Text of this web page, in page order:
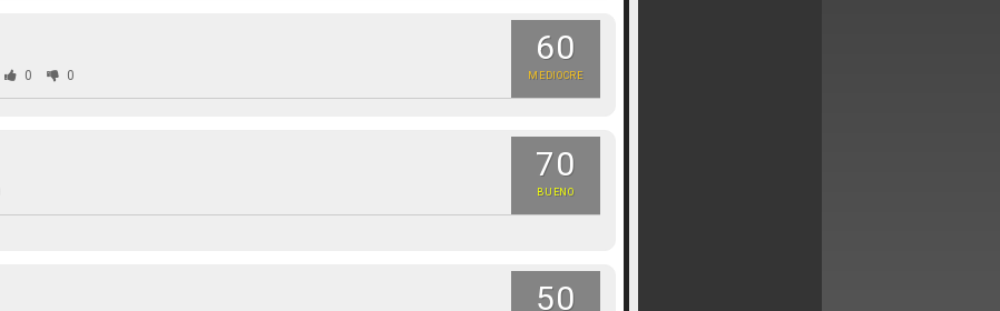
60
MEDIOCRE
0 0
70
BUENO
50